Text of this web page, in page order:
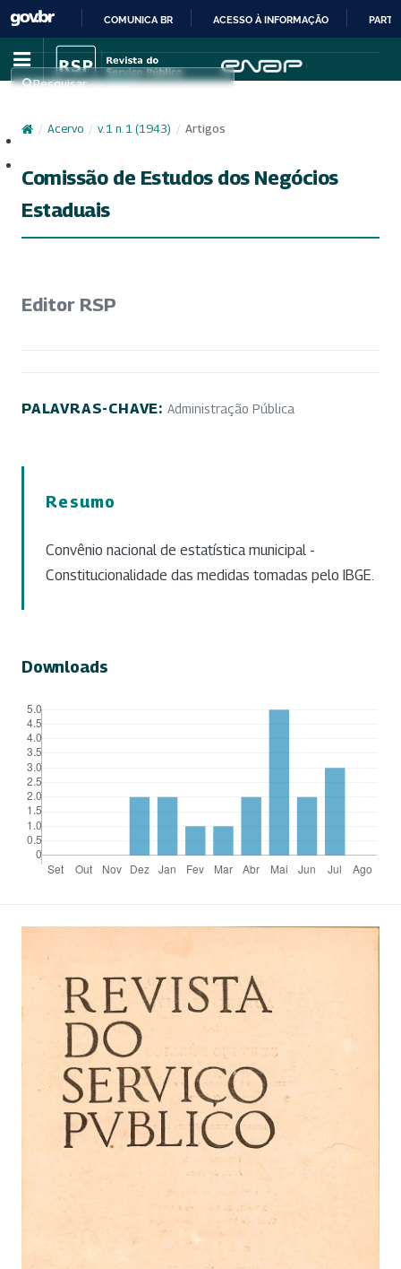
IR
PARA
CONTEÚDO
COMUNICA BR ACESSO À INFORMAÇÃO
Pesquisar
/ Acervo / v. 1 n. 1 (1943) / Artigos
Comissão de Estudos dos Negócios
Estaduais
Editor RSP
PALAVRAS-CHAVE: Administração Pública
Resumo
Convênio nacional de estatística municipal -
Constitucionalidade das medidas tomadas pelo IBGE.
Downloads